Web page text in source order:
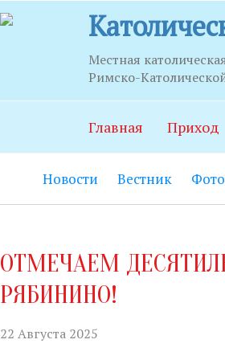
Местная
Римско-
Главная Приход
Новости Вестник
ОТМЕЧАЕМ
РЯБИНИНО!
22 Августа 2025
Храм:
21.00.
06.00